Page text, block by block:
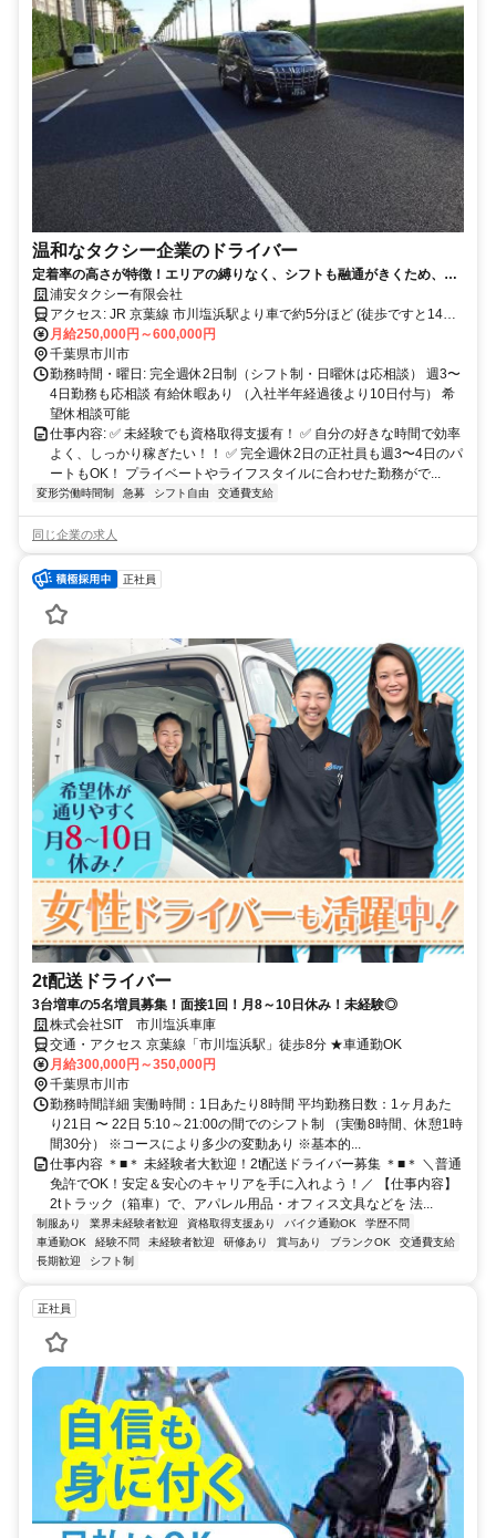
温和なタクシー企業のドライバー
定着率の高さが特徴！エリアの縛りなく、シフトも融通がきくため、自
分のペースで長く安心して働けます！
浦安タクシー有限会社
アクセス: JR 京葉線 市川塩浜駅より車で約5分ほど (徒歩ですと14分
ほど)
月給250,000円～600,000円
千葉県市川市
勤務時間・曜日: 完全週休2日制（シフト制・日曜休は応相談） 週3〜
4日勤務も応相談 有給休暇あり （入社半年経過後より10日付与） 希
望休相談可能
仕事内容: ✅ 未経験でも資格取得支援有！ ✅ 自分の好きな時間で効率
よく、しっかり稼ぎたい！！ ✅ 完全週休2日の正社員も週3〜4日のパ
ートもOK！ プライベートやライフスタイルに合わせた勤務がで...
変形労働時間制 急募 シフト自由 交通費支給
同じ企業の求人
正社員
2t配送ドライバー
3台増車の5名増員募集！面接1回！月8～10日休み！未経験◎
株式会社SIT 市川塩浜車庫
交通・アクセス 京葉線「市川塩浜駅」徒歩8分 ★車通勤OK
月給300,000円～350,000円
千葉県市川市
勤務時間詳細 実働時間：1日あたり8時間 平均勤務日数：1ヶ月あた
り21日 〜 22日 5:10～21:00の間でのシフト制 （実働8時間、休憩1時
間30分） ※コースにより多少の変動あり ※基本的...
仕事内容 ＊■＊ 未経験者大歓迎！2t配送ドライバー募集 ＊■＊ ＼普通
免許でOK！安定＆安心のキャリアを手に入れよう！／ 【仕事内容】
2tトラック（箱車）で、アパレル用品・オフィス文具などを 法...
制服あり 業界未経験者歓迎 資格取得支援あり バイク通勤OK
学歴不問
車通勤OK
経験不問 未経験者歓迎 研修あり 賞与あり ブランクOK
交通費支給
長期歓迎
シフト制
正社員